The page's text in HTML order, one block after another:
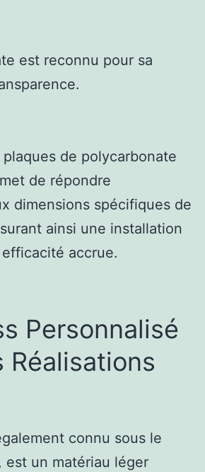
est reconnu pour sa
de polycarbonate
de répondre
dimensions spécifiques de
ainsi une installation
accrue.
Personnalisé
Réalisations
connu sous le
est un matériau léger